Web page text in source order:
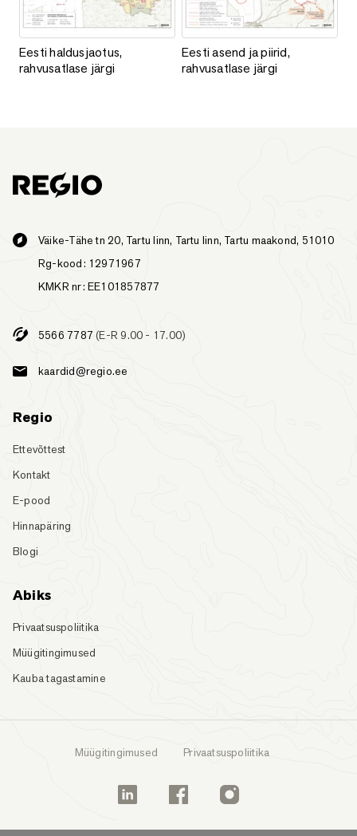
Eesti haldusjaotus, rahvusatlase järgi
Eesti haldusjaotus,
rahvusatlase järgi
Eesti asend ja piirid,
Eesti asend ja piirid,
rahvusatlase järgi
Väike-Tähe tn 20, Tartu linn, Tartu linn, Tartu maakond, 51010
Rg-kood: 12971967
KMKR nr: EE101857877
5566 7787 (E-R 9.00 - 17.00)
kaardid@regio.ee
Regio
Ettevõttest
Kontakt
E-pood
Hinnapäring
Blogi
Abiks
Privaatsuspoliitika
Müügitingimused
Kauba tagastamine
Müügitingimused Privaatsuspoliitika